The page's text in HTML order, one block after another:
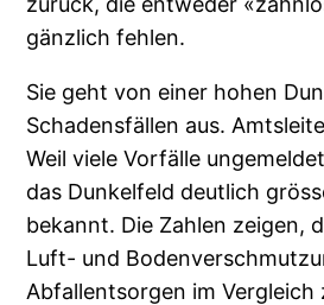
gänzlich fehlen.
Sie geht von einer hohen
Schadensfällen aus.
Weil viele Vorfälle
das Dunkelfeld deutlich
bekannt. Die Zahlen zeigen,
Luft- und
Abfallentsorgen im Vergleich